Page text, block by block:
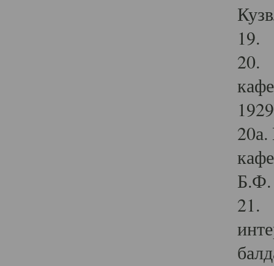
19.
20.
Б.Ф.
21.